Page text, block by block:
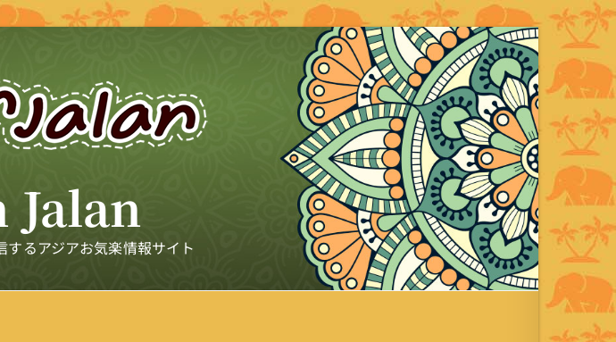
Jalan
するアジアお気楽情報サイト